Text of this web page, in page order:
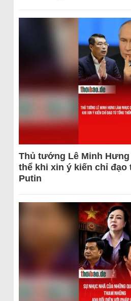
Thủ tướng Lê Minh
thể khi xin ý kiến chỉ đạo
Putin